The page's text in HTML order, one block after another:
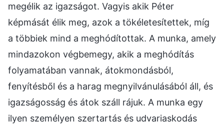
megélik az igazságot. Vagyis akik Péter
képmását élik meg, azok a tökéletesítettek, míg
a többiek mind a meghódítottak. A munka, amely
mindazokon végbemegy, akik a meghódítás
folyamatában vannak, átokmondásból,
fenyítésből és a harag megnyilvánulásából áll, és
igazságosság és átok száll rájuk. A munka egy
ilyen személyen szertartás és udvariaskodás